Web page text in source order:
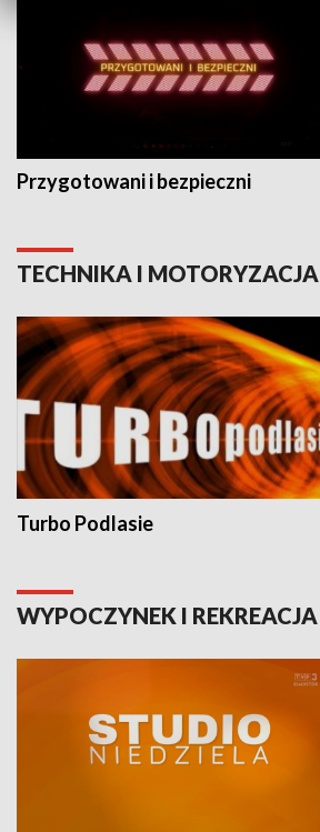
Przygotowani i bezpieczni
TECHNIKA I MOTORYZACJA
Turbo Podlasie
WYPOCZYNEK I REKREACJA